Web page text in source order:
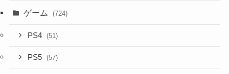
ゲーム (724)
PS4 (51)
PS5 (57)